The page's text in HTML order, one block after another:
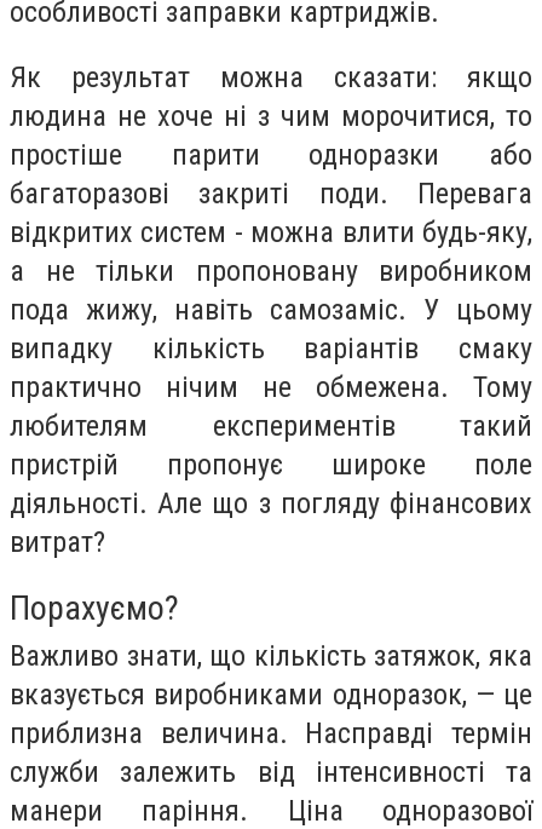
особливості заправки картриджів.
Як результат можна сказати: якщо
людина не хоче ні з чим морочитися, то
простіше парити одноразки або
багаторазові закриті поди. Перевага
відкритих систем - можна влити будь-яку,
а не тільки пропоновану виробником
пода жижу, навіть самозаміс. У цьому
випадку кількість варіантів смаку
практично нічим не обмежена. Тому
любителям експериментів такий
пристрій пропонує широке поле
діяльності. Але що з погляду фінансових
витрат?
Порахуємо?
Важливо знати, що кількість затяжок, яка
вказується виробниками одноразок, — це
приблизна величина. Насправді термін
служби залежить від інтенсивності та
манери паріння. Ціна одноразової